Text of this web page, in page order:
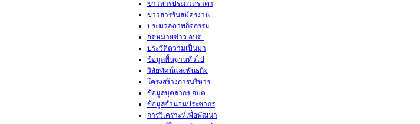
ข่าวสารประกวดราคา
ข่าวสารรับสมัครงาน
ประมวลภาพกิจกรรม
จดหมายข่าว อบต.
ประวัติความเป็นมา
ข้อมูลพื้นฐานทั่วไป
วิสัยทัศน์และพันธกิจ
โครงสร้างการบริหาร
ข้อมูลบุคลากร อบต.
ข้อมูลจำนวนประชากร
การวิเคราะห์เพื่อพัฒนา